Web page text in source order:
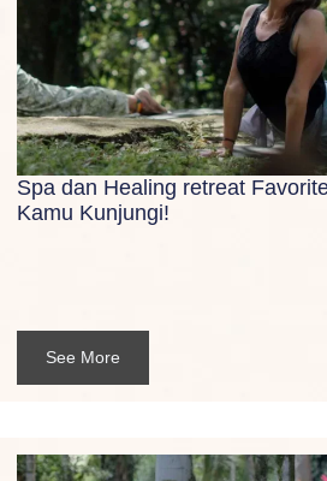
Spa dan Healing retreat
Kamu Kunjungi!
See More